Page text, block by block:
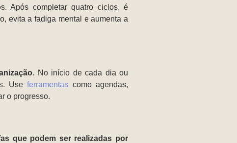
Após completar quatro ciclos, é
evita a fadiga mental e aumenta a
No início de cada dia ou
Useferramentas como agendas,
o progresso.
que podem ser realizadas por